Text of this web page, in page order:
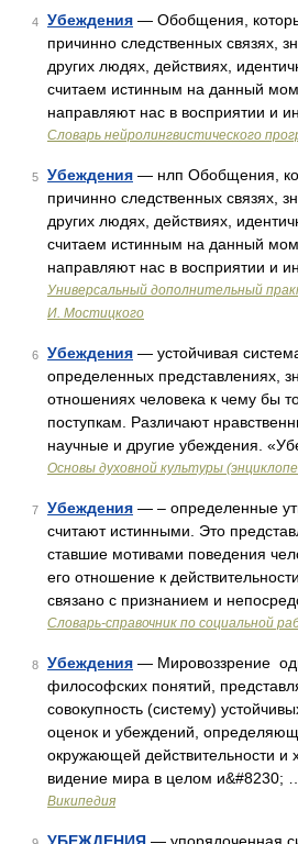
4 Убеждения — Обобщения,
причинно следственных связях,
других людях, действиях,
считаем истинным на данный
направляют нас в восприятии и
Словарь нейролингвистического
5 Убеждения — нлп Обобщения,
причинно следственных связях,
других людях, действиях,
считаем истинным на данный
направляют нас в восприятии и
Универсальный дополнительный
И. Мостицкого
6 Убеждения — устойчивая
определенных представлениях,
отношениях человека к чему бы
поступкам. Различают
научные и другие убеждения.
Основы духовной культуры
7 Убеждения — – определенные
считают истинными. Это
ставшие мотивами поведения
его отношение к
связано с признанием и
Словарь-справочник по социальной
8 Убеждения — Мировоззрение
философских понятий,
совокупность (систему)
оценок и убеждений,
окружающей действительности и
видение мира в целом и&#8230; …
Википедия